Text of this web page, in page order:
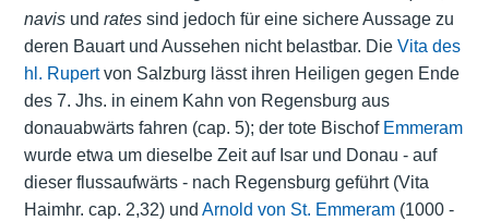
navisund ratessind jedoch für eine sichere Aussage zu
deren Bauart und Aussehen nicht belastbar. Die Vita des
hl. Rupertvon Salzburg lässt ihren Heiligen gegen Ende
des 7. Jhs. in einem Kahn von Regensburg aus
donauabwärts fahren (cap. 5); der tote Bischof Emmeram
wurde etwa um dieselbe Zeit auf Isar und Donau - auf
dieser flussaufwärts - nach Regensburg geführt (Vita
Haimhr. cap. 2,32) und Arnold von St. Emmeram(1000 -